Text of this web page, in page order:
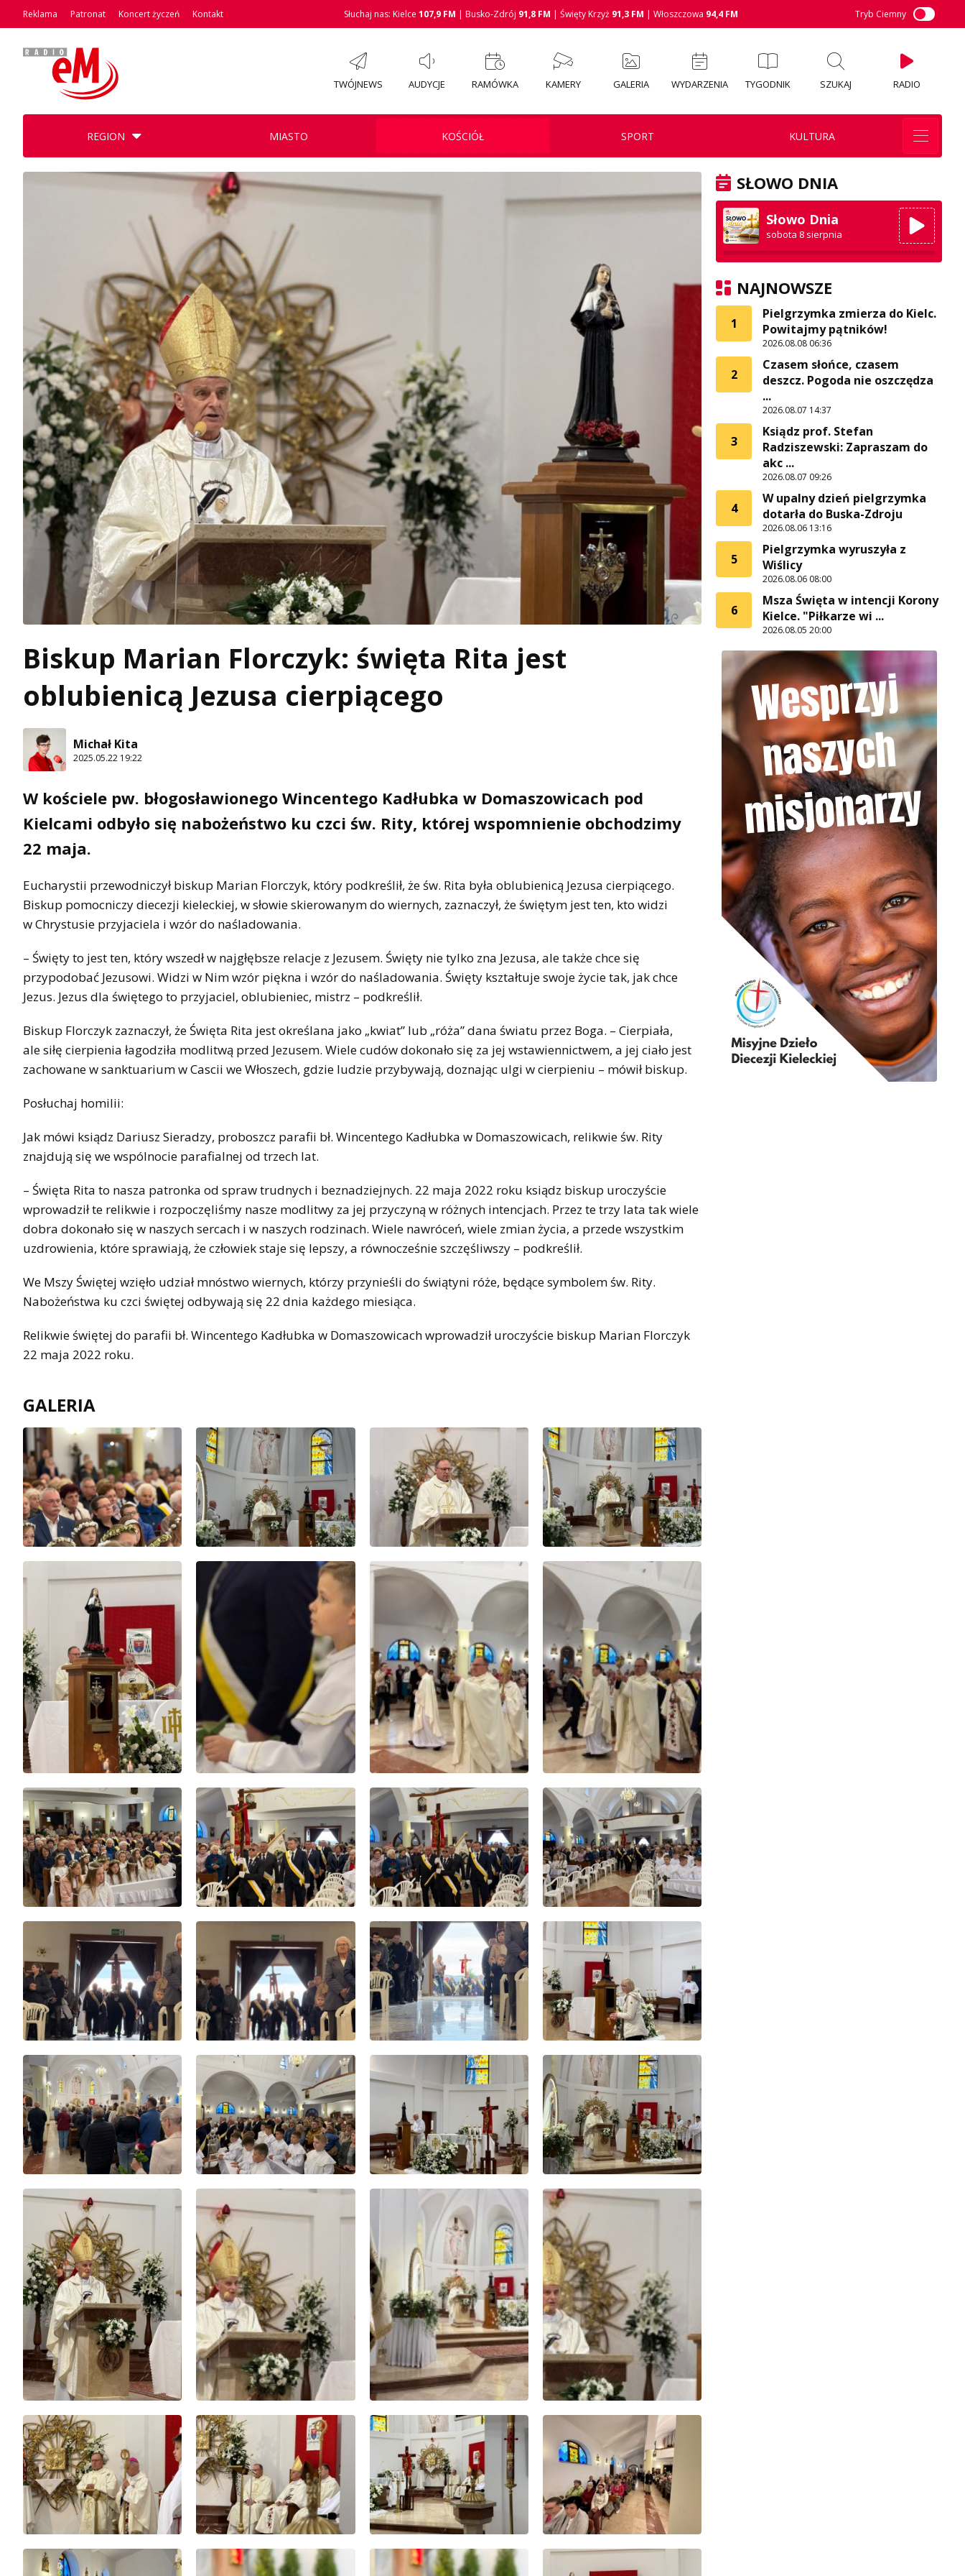
Reklama Patronat Koncert życzeń Kontakt Słuchaj nas: Kielce 107,9 FM | Busko-Zdrój 91,8 FM | Święty Krzyż 91,3 FM | Włoszczowa 94,4 FM Tryb Ciemny
TWÓJNEWS AUDYCJE RAMÓWKA KAMERY GALERIA WYDARZENIA TYGODNIK SZUKAJ RADIO
REGION MIASTO KOŚCIÓŁ SPORT KULTURA
Biskup Marian Florczyk: święta Rita jest
oblubienicą Jezusa cierpiącego
Michał Kita
2025.05.22 19:22
W kościele pw. błogosławionego Wincentego Kadłubka w Domaszowicach pod
Kielcami odbyło się nabożeństwo ku czci św. Rity, której wspomnienie obchodzimy
22 maja.
Eucharystii przewodniczył biskup Marian Florczyk, który podkreślił, że św. Rita była oblubienicą Jezusa cierpiącego.
Biskup pomocniczy diecezji kieleckiej, w słowie skierowanym do wiernych, zaznaczył, że świętym jest ten, kto widzi
w Chrystusie przyjaciela i wzór do naśladowania.
– Święty to jest ten, który wszedł w najgłębsze relacje z Jezusem. Święty nie tylko zna Jezusa, ale także chce się
przypodobać Jezusowi. Widzi w Nim wzór piękna i wzór do naśladowania. Święty kształtuje swoje życie tak, jak chce
Jezus. Jezus dla świętego to przyjaciel, oblubieniec, mistrz – podkreślił.
Biskup Florczyk zaznaczył, że Święta Rita jest określana jako „kwiat” lub „róża” dana światu przez Boga. – Cierpiała,
ale siłę cierpienia łagodziła modlitwą przed Jezusem. Wiele cudów dokonało się za jej wstawiennictwem, a jej ciało jest
zachowane w sanktuarium w Cascii we Włoszech, gdzie ludzie przybywają, doznając ulgi w cierpieniu – mówił biskup.
Posłuchaj homilii:
Jak mówi ksiądz Dariusz Sieradzy, proboszcz parafii bł. Wincentego Kadłubka w Domaszowicach, relikwie św. Rity
znajdują się we wspólnocie parafialnej od trzech lat.
– Święta Rita to nasza patronka od spraw trudnych i beznadziejnych. 22 maja 2022 roku ksiądz biskup uroczyście
wprowadził te relikwie i rozpoczęliśmy nasze modlitwy za jej przyczyną w różnych intencjach. Przez te trzy lata tak wiele
dobra dokonało się w naszych sercach i w naszych rodzinach. Wiele nawróceń, wiele zmian życia, a przede wszystkim
uzdrowienia, które sprawiają, że człowiek staje się lepszy, a równocześnie szczęśliwszy – podkreślił.
We Mszy Świętej wzięło udział mnóstwo wiernych, którzy przynieśli do świątyni róże, będące symbolem św. Rity.
Nabożeństwa ku czci świętej odbywają się 22 dnia każdego miesiąca.
Relikwie świętej do parafii bł. Wincentego Kadłubka w Domaszowicach wprowadził uroczyście biskup Marian Florczyk
22 maja 2022 roku.
GALERIA
SŁOWO DNIA
Słowo Dnia
sobota 8 sierpnia
NAJNOWSZE
1
Pielgrzymka zmierza do Kielc.
Powitajmy pątników!
2026.08.08 06:36
2
Czasem słońce, czasem
deszcz. Pogoda nie oszczędza
...
2026.08.07 14:37
3
Ksiądz prof. Stefan
Radziszewski: Zapraszam do
akc ...
2026.08.07 09:26
4
W upalny dzień pielgrzymka
dotarła do Buska-Zdroju
2026.08.06 13:16
5
Pielgrzymka wyruszyła z
Wiślicy
2026.08.06 08:00
6
Msza Święta w intencji Korony
Kielce. "Piłkarze wi ...
2026.08.05 20:00